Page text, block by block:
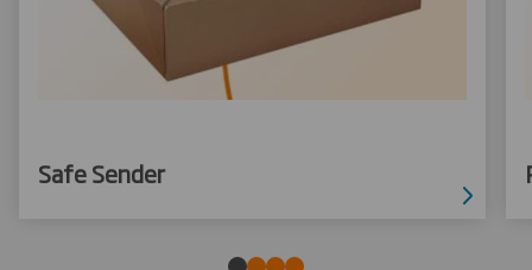
Safe Sender